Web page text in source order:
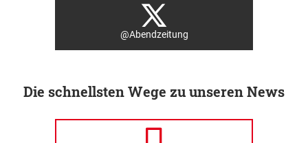
@Abendzeitung
Die schnellsten Wege zu unseren News